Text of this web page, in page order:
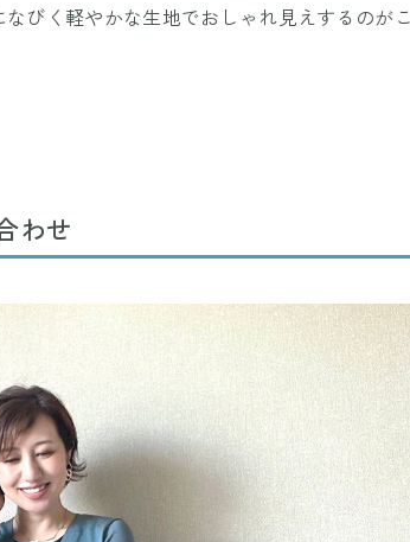
びく軽やかな生地でおしゃれ見えするのが
わせ